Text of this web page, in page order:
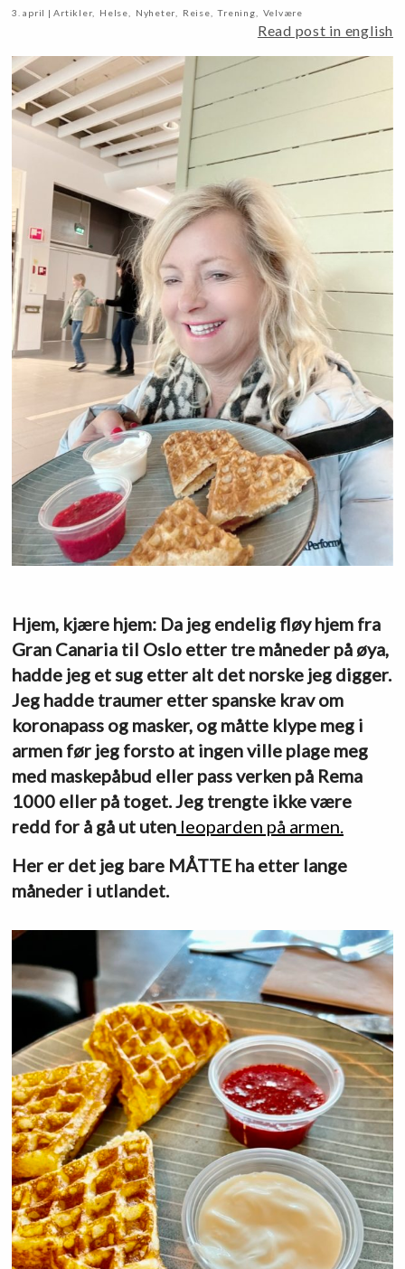
3. april | Artikler Helse Nyheter Reise Trening Velvære
Read post in english
Hjem, kjære hjem: Da jeg endelig fløy hjem fra
Gran Canaria til Oslo etter tre måneder på øya,
hadde jeg et sug etter alt det norske jeg digger.
Jeg hadde traumer etter spanske krav om
koronapass og masker, og måtte klype meg i
armen før jeg forsto at ingen ville plage meg
med maskepåbud eller pass verken på Rema
1000 eller på toget. Jeg trengte ikke være
redd for å gå ut utenleoparden på armen.
Her er det jeg bare MÅTTE ha etter lange
måneder i utlandet.